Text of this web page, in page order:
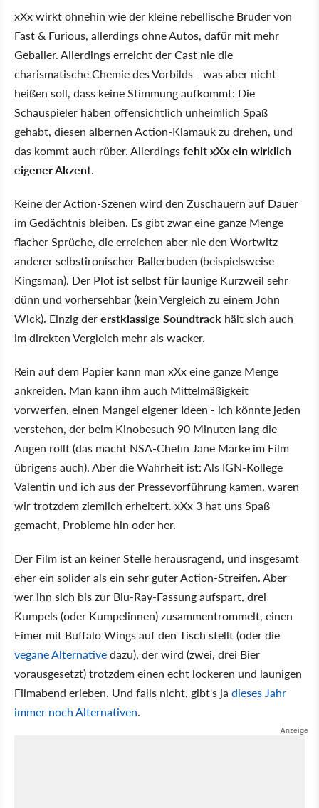
xXx wirkt ohnehin wie der kleine rebellische Bruder von
Fast & Furious, allerdings ohne Autos, dafür mit mehr
Geballer. Allerdings erreicht der Cast nie die
charismatische Chemie des Vorbilds - was aber nicht
heißen soll, dass keine Stimmung aufkommt: Die
Schauspieler haben offensichtlich unheimlich Spaß
gehabt, diesen albernen Action-Klamauk zu drehen, und
das kommt auch rüber. Allerdingsfehlt xXx ein wirklich
eigener Akzent.
Keine der Action-Szenen wird den Zuschauern auf Dauer
im Gedächtnis bleiben. Es gibt zwar eine ganze Menge
flacher Sprüche, die erreichen aber nie den Wortwitz
anderer selbstironischer Ballerbuden (beispielsweise
Kingsman). Der Plot ist selbst für launige Kurzweil sehr
dünn und vorhersehbar (kein Vergleich zu einem John
Wick). Einzig dererstklassige Soundtrack hält sich auch
im direkten Vergleich mehr als wacker.
Rein auf dem Papier kann man xXx eine ganze Menge
ankreiden. Man kann ihm auch Mittelmäßigkeit
vorwerfen, einen Mangel eigener Ideen - ich könnte jeden
verstehen, der beim Kinobesuch 90 Minuten lang die
Augen rollt (das macht NSA-Chefin Jane Marke im Film
übrigens auch). Aber die Wahrheit ist: Als IGN-Kollege
Valentin und ich aus der Pressevorführung kamen, waren
wir trotzdem ziemlich erheitert. xXx 3 hat uns Spaß
gemacht, Probleme hin oder her.
Der Film ist an keiner Stelle herausragend, und insgesamt
eher ein solider als ein sehr guter Action-Streifen. Aber
wer ihn sich bis zur Blu-Ray-Fassung aufspart, drei
Kumpels (oder Kumpelinnen) zusammentrommelt, einen
Eimer mit Buffalo Wings auf den Tisch stellt (oder die
vegane Alternativedazu), der wird (zwei, drei Bier
vorausgesetzt) trotzdem einen echt lockeren und launigen
Filmabend erleben. Und falls nicht, gibt's ja dieses Jahr
immer noch Alternativen.